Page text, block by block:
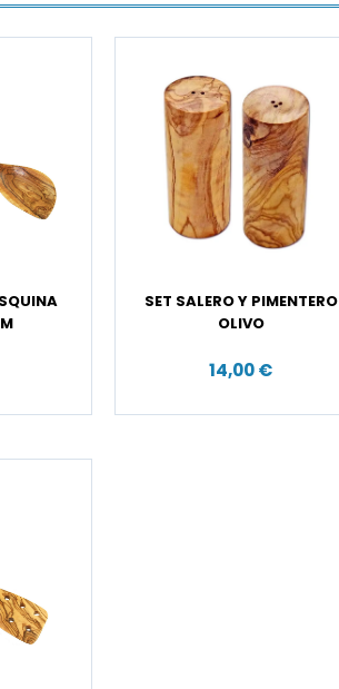
SET SALERO Y PIMENTERO
OLIVO
14,00 €